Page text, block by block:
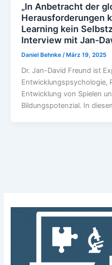
„In Anbetracht der
Herausforderungen
Learning kein
Interview mit Jan-
Daniel Behnke /März 19, 2025
Dr. Jan-David Freund ist
Entwicklungspsychologie,
Entwicklung von Spielen
Bildungspotenzial. In